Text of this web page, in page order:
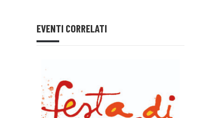
EVENTI CORRELATI